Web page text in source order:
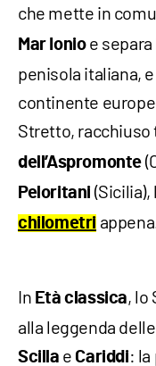
che mette in
Mar Ionioe separa
penisola italiana,
continente
Stretto, racchiuso
dell’Aspromonte
Peloritani
chilometri appena.
In Età classica, lo
alla leggenda
Scilla e Cariddi: